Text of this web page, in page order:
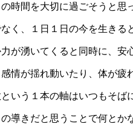
時間を大切に過ごそうと思
く、１日１日の今を生きる
が湧いてくると同時に、安
情が揺れ動いたり、体が疲
いう１本の軸はいつもそば
導きだと思うことで何とか